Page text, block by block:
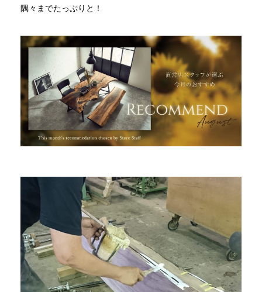
MOKUBA CHANNEL
よくあるご質問
お問い合わせ
隅々までたっぷりと！